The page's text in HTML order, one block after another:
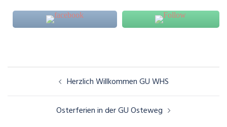
Herzlich Willkommen GU WHS
Osterferien in der GU Osteweg